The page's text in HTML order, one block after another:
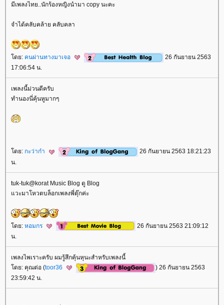
มีเพลงไทย..นักร้องหญิงนำมา copy นะคะ
จำได้คลับคล้าย คลับคลา
ดย: คนผ่านทางมาเจอ
26 กันยายน 2563
17:06:54 น.
เพลงนี้ม่วนดีครับ
ทำนองนี่คุ้นหูมากๆ
ดย: กะว่าก๋า
26 กันยายน 2563 18:21:23
น.
tuk-tuk@korat Music Blog ดู Blog
วะมาโหวตบล็อกเพลงพี่ตุ๊กค่ะ
ดย: หอมกร
26 กันยายน 2563 21:09:12
น.
เพลงไพเราะครับ ผมรู้สึกคุ้นหุนะสำหรับเพลงนี้
ดย: คุณต่อ (toor36
) 26 กันยายน 2563
23:59:42 น.